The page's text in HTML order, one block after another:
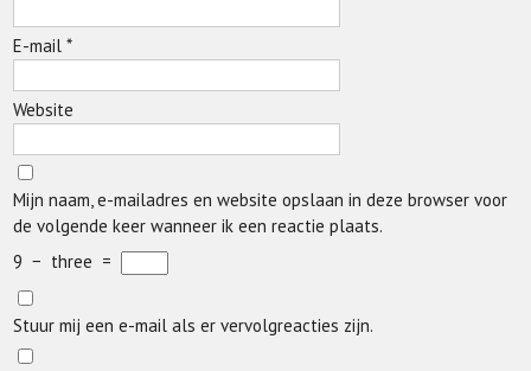
E-mail*
Website
Mijn naam, e-mailadres en website opslaan in deze browser voor
de volgende keer wanneer ik een reactie plaats.
9 − three =
Stuur mij een e-mail als er vervolgreacties zijn.